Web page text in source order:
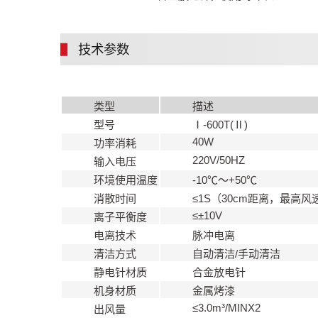
技术参数
类型
描述
型号
Ⅰ-600T(Ⅱ)
功率消耗
40W
输入电压
220V/50HZ
环境使用温度
-10℃～+50℃
消散时间
≤1S（30cm距离，最高风
离子平衡度
≤±10V
电离技术
脉冲电离
清洁方式
自动清洁/手动清洁
静电针材质
合金放电针
机身材质
金属烤漆
出风量
≤3.0m³/MINX2